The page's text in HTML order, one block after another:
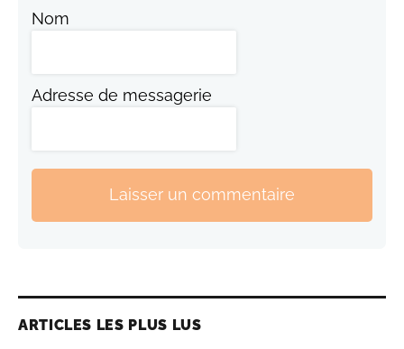
Nom
Adresse de messagerie
Laisser un commentaire
ARTICLES LES PLUS LUS